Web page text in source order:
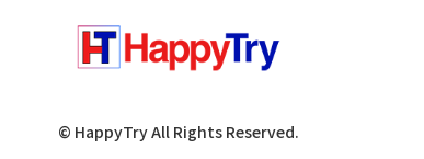
© HappyTry All Rights Reserved.